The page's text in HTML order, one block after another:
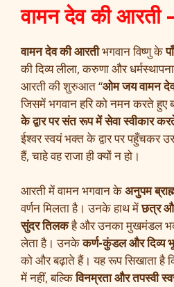
वामन देव की आरती –
वामन देव की आरतीभगवान विष्णु के
की दिव्य लीला, करुणा और
आरती की शुरुआत “ओम जय वामन
जिसमें भगवान हरि को नमन करते हुए
के द्वार पर संत रूप में सेवा स्वीकार
ईश्वर स्वयं भक्त के द्वार पर पहुँचकर
हैं, चाहे वह राजा ही क्यों न हो।
आरती में वामन भगवान केअनुपम
वर्णन मिलता है। उनके हाथ मेंछत्र
सुंदर तिलकहै और उनका मुखमंडल
लेता है। उनकेकर्ण-कुंडल और दिव्य
को और बढ़ाते हैं। यह रूप सिखाता है
में नहीं, बल्किविनम्रता और तपस्वी